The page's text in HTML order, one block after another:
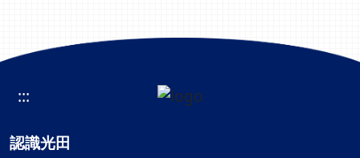
:::
認識光田